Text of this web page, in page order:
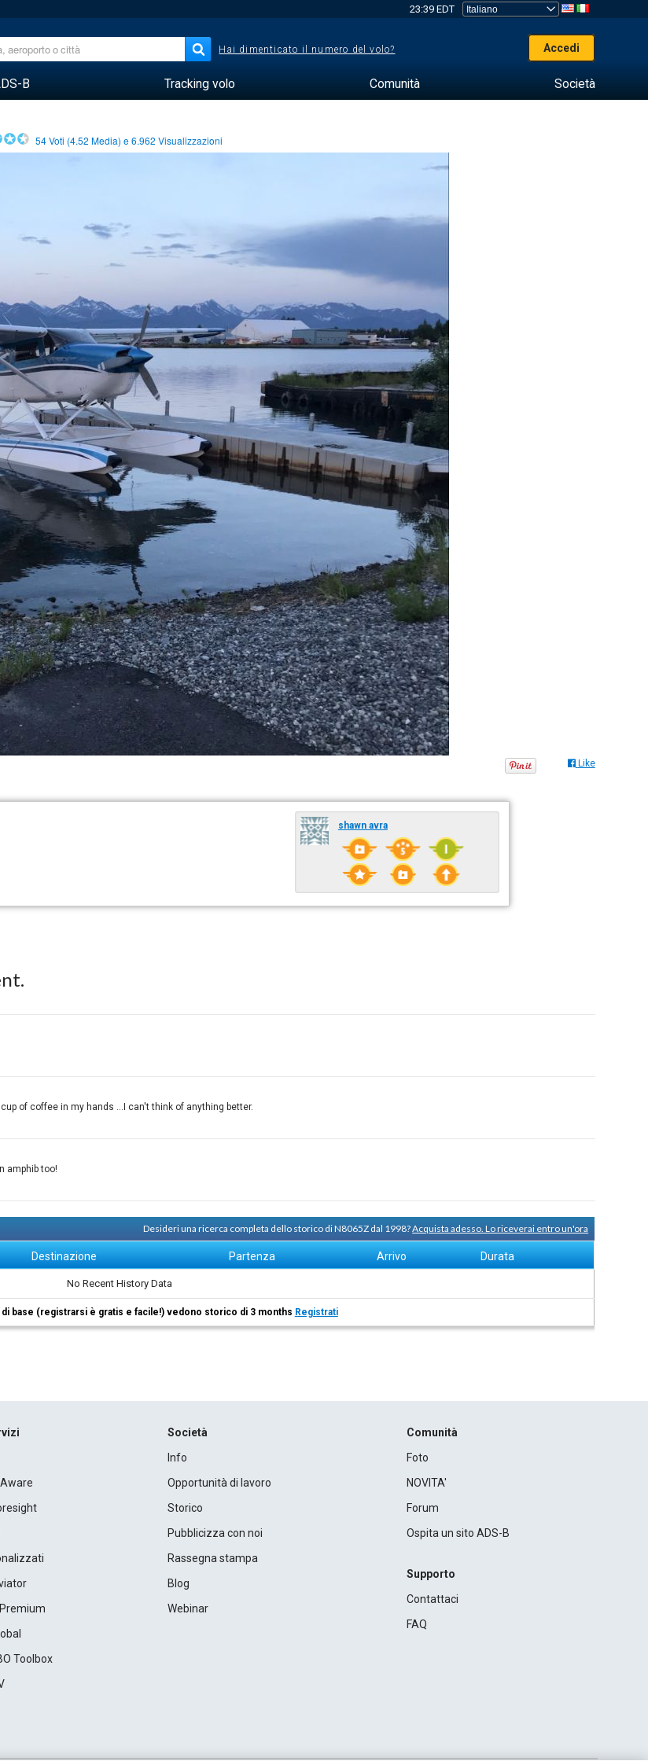
23:39 EDT
Hai dimenticato il numero del volo? Accedi
B Tracking volo Comunità Società
54Voti (4.52 Media) e6.962 Visualizzazioni
Like
shawn avra
of coffee in my hands ...I can't think of anything better.
amphib too!
Desideri una ricerca completa dello storico di N8065Z dal 1998?Acquista adesso. Lo riceverai entro un'ora
Destinazione Partenza Arrivo Durata
No Recent History Data
base (registrarsi è gratis e facile!) vedono storico di 3 months Registrati
Toolbox
Società
Info
Opportunità di lavoro
Storico
Pubblicizza con noi
Rassegna stampa
Blog
Webinar
Comunità
Foto
NOVITA'
Forum
Ospita un sito ADS-B
Supporto
Contattaci
FAQ